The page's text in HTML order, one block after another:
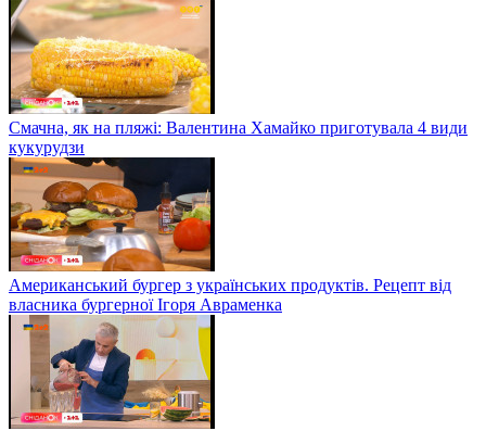
Смачна, як на пляжі: Валентина Хамайко приготувала 4 види
кукурудзи
Американський бургер з українських продуктів. Рецепт від
власника бургерної Ігоря Авраменка